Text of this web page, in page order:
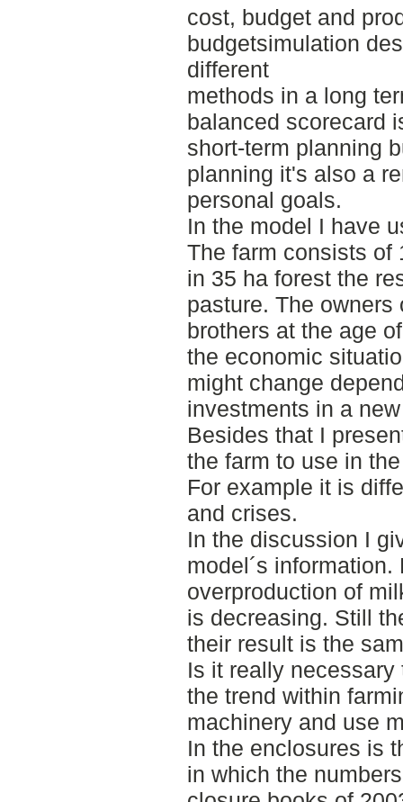
cost, budget and
budgetsimulation
different
methods in a long
balanced scorecard
short-term planning
planning it's also a
personal goals.
In the model I have
The farm consists of
in 35 ha forest the
pasture. The owners
brothers at the age
the economic
might change
investments in a
Besides that I
the farm to use in
For example it is
and crises.
In the discussion I
model´s information.
overproduction of
is decreasing. Still
their result is the
Is it really
the trend within
machinery and use
In the enclosures is
in which the